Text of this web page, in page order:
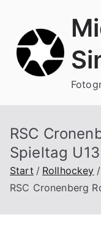
springen
RSC
Spieltag
Start Rollhockey
RSC Cronenberg